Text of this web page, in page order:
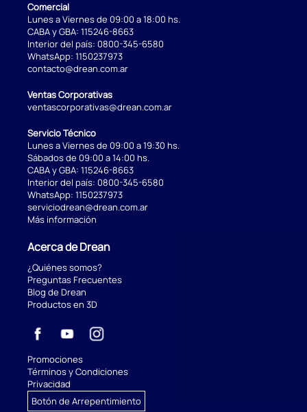
Comercial
Lunes a Viernes de 09:00 a 18:00 hs.
CABA y GBA: 115246-8663
Interior del país: 0800-345-6580
WhatsApp: 1150237973
contacto@drean.com.ar
Ventas Corporativas
ventascorporativas@drean.com.ar
Servicio Técnico
Lunes a Viernes de 09:00 a 19:30 hs.
Sábados de 09:00 a 14:00 hs.
CABA y GBA: 115246-8663
Interior del país: 0800-345-6580
WhatsApp: 1150237973
serviciodrean@drean.com.ar
Más información
Acerca de Drean
¿Quiénes somos?
Preguntas Frecuentes
Blog de Drean
Productos en 3D
Promociones
Términos y Condiciones
Privacidad
Botón de Arrepentimiento